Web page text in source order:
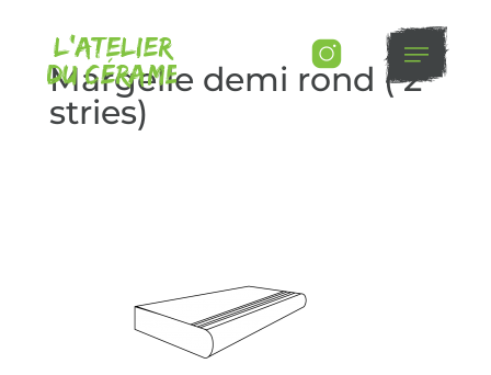
L’atelier
Du Cérame
Margelle demi rond ( 2
stries)